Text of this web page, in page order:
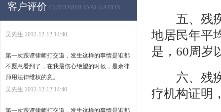
客户评价 CUSTOMER EVALUATION
不愿意看到了，在我最伤心绝望的时候，是余律
师用法律维权的意。
吴先生 2012-12-12 14:40
第一次跟谭律师打交道，发生这样的事情是谁都
不愿意看到了，在我最伤心绝望的时候，是余律
师用法律维权的意。
吴先生 2012-12-12 14:40
第一次跟谭律师打交道，发生这样的事情是谁都
五、残疾
地居民年平
是，60周岁
六、残疾
疗机构证明